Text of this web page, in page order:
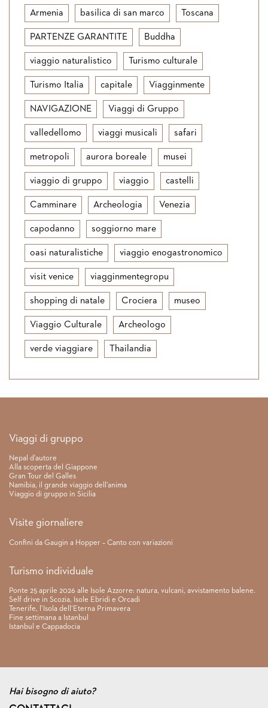
Armenia basilica di san marco Toscana
PARTENZE GARANTITE Buddha
viaggio naturalistico Turismo culturale
Turismo Italia capitale Viagginmente
NAVIGAZIONE Viaggi di Gruppo
valledellomo viaggi musicali safari
metropoli aurora boreale musei
viaggio di gruppo viaggio castelli
Camminare Archeologia Venezia
capodanno soggiorno mare
oasi naturalistiche viaggio enogastronomico
visit venice viagginmentegropu
shopping di natale Crociera museo
Viaggio Culturale Archeologo
verde viaggiare Thailandia
Link rapidi
Viaggi di gruppo
Nepal d’autore
Alla scoperta del Giappone
Gran Tour del Galles
Namibia, il grande viaggio dell’anima
Viaggio di gruppo in Sicilia
Visite giornaliere
Confini da Gaugin a Hopper – Canto con variazioni
Turismo individuale
Ponte 25 aprile 2026 alle Isole Azzorre: natura, vulcani, avvistamento balene.
Self drive in Scozia, Isole Ebridi e Orcadi
Tenerife, l’Isola dell’Eterna Primavera
Fine settimana a Istanbul
Istanbul e Cappadocia
Hai bisogno di aiuto?